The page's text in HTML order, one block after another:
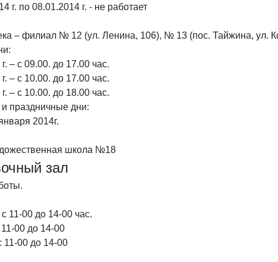
г. по 08.01.2014 г. - не работает
– филиал № 12 (ул. Ленина, 106), № 13 (пос. Тайжина, ул.
– с 09.00. до 17.00 час.
– с 10.00. до 17.00 час.
– с 10.00. до 18.00 час.
праздничные дни:
2014г.
школа №18
зал
11-00 до 14-00 час.
00 до 14-00
11-00 до 14-00